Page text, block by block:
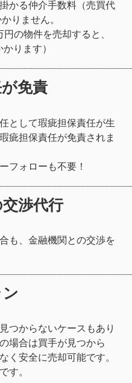
かる仲介手数料（売買代
りません。
の物件を売却すると、
ります）
免責
として瑕疵担保責任が生
疵担保責任が免責されま
フォローも不要！
渉代行
も、金融機関との交渉を
つからないケースもあり
場合は買手が見つから
く安全に売却可能です。
す。